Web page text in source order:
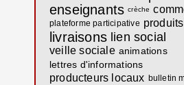
enseignants crèche
plateforme participative produits
livraisons lien social
veille sociale animations
lettres d'informations
producteurs locaux bulletin